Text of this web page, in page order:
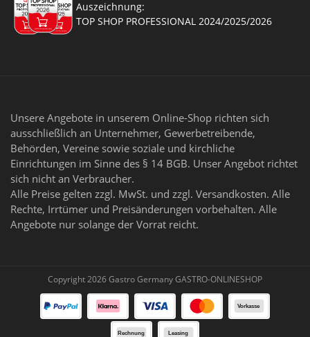
Auszeichnung:
TOP SHOP PROFESSIONAL 2024/2025/2026
Unsere Angebote in unserem Online-Shop richten sich
ausschließlich an Unternehmer, Gewerbetreibende,
Behörden, Vereine sowie soziale und kirchliche
Einrichtungen im Sinne des § 14 BGB. Unser Angebot richtet
sich nicht an Verbraucher.
Alle Preise gelten zzgl. MwSt. und zzgl. Versandkosten. Alle
Rechte, Irrtümer und Preisänderungen vorbehalten. Alle
Angebote nur solange der Vorrat reicht.
Copyright 2026 Gastro Germany GASTRO-ONLINESHOP